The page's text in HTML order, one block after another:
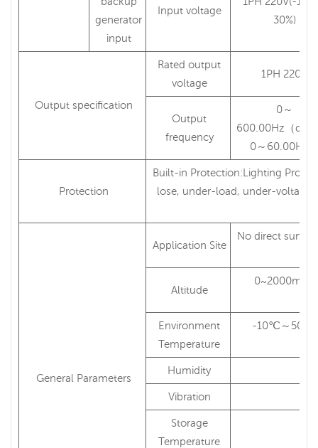
generator
input
Input voltage
30%)
Output specification
Rated output
voltage
1PH 220V
Output
frequency
0～
600.00Hz（
0～60.00Hz
Protection
Built-in Protection:Lighting
lose, under-load, under-
General Parameters
Application Site
No direct
Altitude
Environment
Temperature
-10℃～50℃
Humidity
Vibration
Storage
Temperature